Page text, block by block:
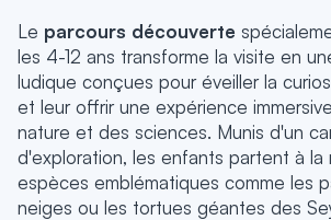
Le parcours découverte
les 4-12 ans transforme la visite en
ludique conçues pour éveiller la
et leur offrir une expérience
nature et des sciences. Munis d'un
d'exploration, les enfants partent à la
espèces emblématiques comme les
neiges ou les tortues géantes des